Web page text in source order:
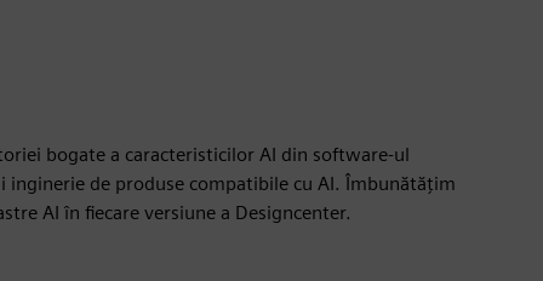
bogate a caracteristicilor AI din software-ul
inginerie de produse compatibile cu AI. Îmbunătățim
AI în fiecare versiune a Designcenter.